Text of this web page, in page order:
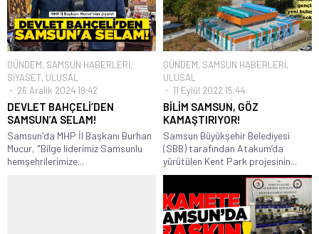
GÜNDEM, SAMSUN HABERLERİ,
SİYASET, ULUSAL
26 Aralık 2024 19:42
DEVLET BAHÇELİ’DEN
SAMSUN’A SELAM!
Samsun'da MHP İl Başkanı Burhan
Mucur, "Bilge liderimiz Samsunlu
hemşehrilerimize...
GÜNDEM, SAMSUN HABERLERİ,
ULUSAL
11 Eylül 2022 15:44
BİLİM SAMSUN, GÖZ
KAMAŞTIRIYOR!
Samsun Büyükşehir Belediyesi
(SBB) tarafından Atakum’da
yürütülen Kent Park projesinin...